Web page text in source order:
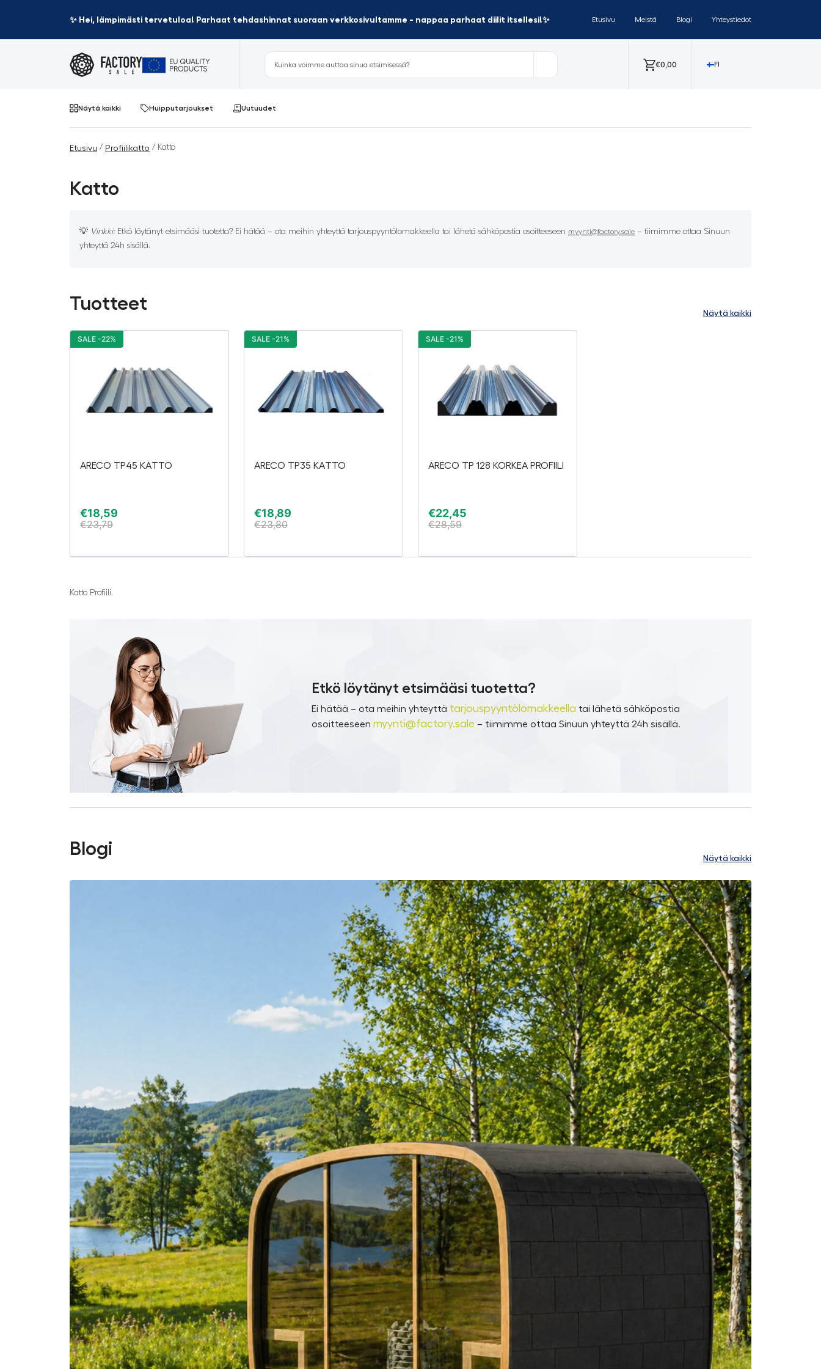
✨ Hei, lämpimästi tervetuloa! Parhaat tehdashinnat suoraan verkkosivultamme - nappaa parhaat diilit itsellesi!✨ Etusivu Meistä Blogi Yhteystiedot
€0,00 FI
Näytä kaikki Huipputarjoukset Uutuudet
Etusivu / Profiilikatto / Katto
Katto
💡 Vinkki:Etkö löytänyt etsimääsi tuotetta? Ei hätää – ota meihin yhteyttä tarjouspyyntölomakkeella tai lähetä sähköpostia osoitteeseen myynti@factory.sale – tiimimme ottaa Sinuun
yhteyttä 24h sisällä.
Tuotteet Näytä kaikki
ARECO TP45 KATTO
€18,59
€23,79
SALE -22%
ARECO TP35 KATTO
€18,89
€23,80
SALE -21%
ARECO TP 128 KORKEA PROFIILI
€22,45
€28,59
SALE -21%
Katto Profiili.
Etkö löytänyt etsimääsi tuotetta?
Ei hätää – ota meihin yhteyttä tarjouspyyntölomakkeella tai lähetä sähköpostia
osoitteeseen myynti@factory.sale – tiimimme ottaa Sinuun yhteyttä 24h sisällä.
Blogi Näytä kaikki